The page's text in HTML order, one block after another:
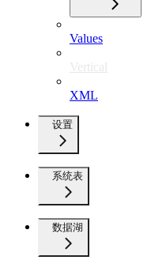
Values
Vertical
XML
设置
系统表
数据湖